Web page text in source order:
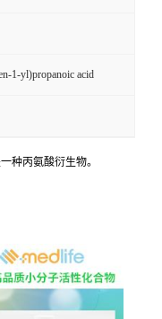
1-yl)propanoic acid
种丙氨酸衍生物。